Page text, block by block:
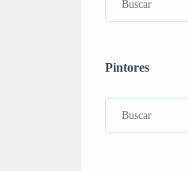
Pintores